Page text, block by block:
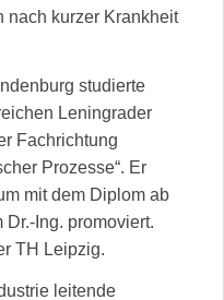
nach kurzer Krankheit
studierte
Leningrader
Fachrichtung
Prozesse“. Er
mit dem Diplom ab
Ing. promoviert.
TH Leipzig.
leitende